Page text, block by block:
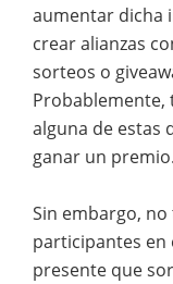
aumentar dicha
crear alianzas
sorteos o
alguna de estas
ganar un
Sin embargo,
participantes
presente que